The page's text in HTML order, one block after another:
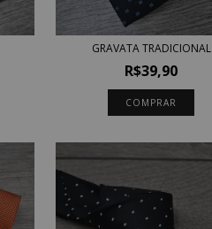
GRAVATA TRADICIONAL
R$39,90